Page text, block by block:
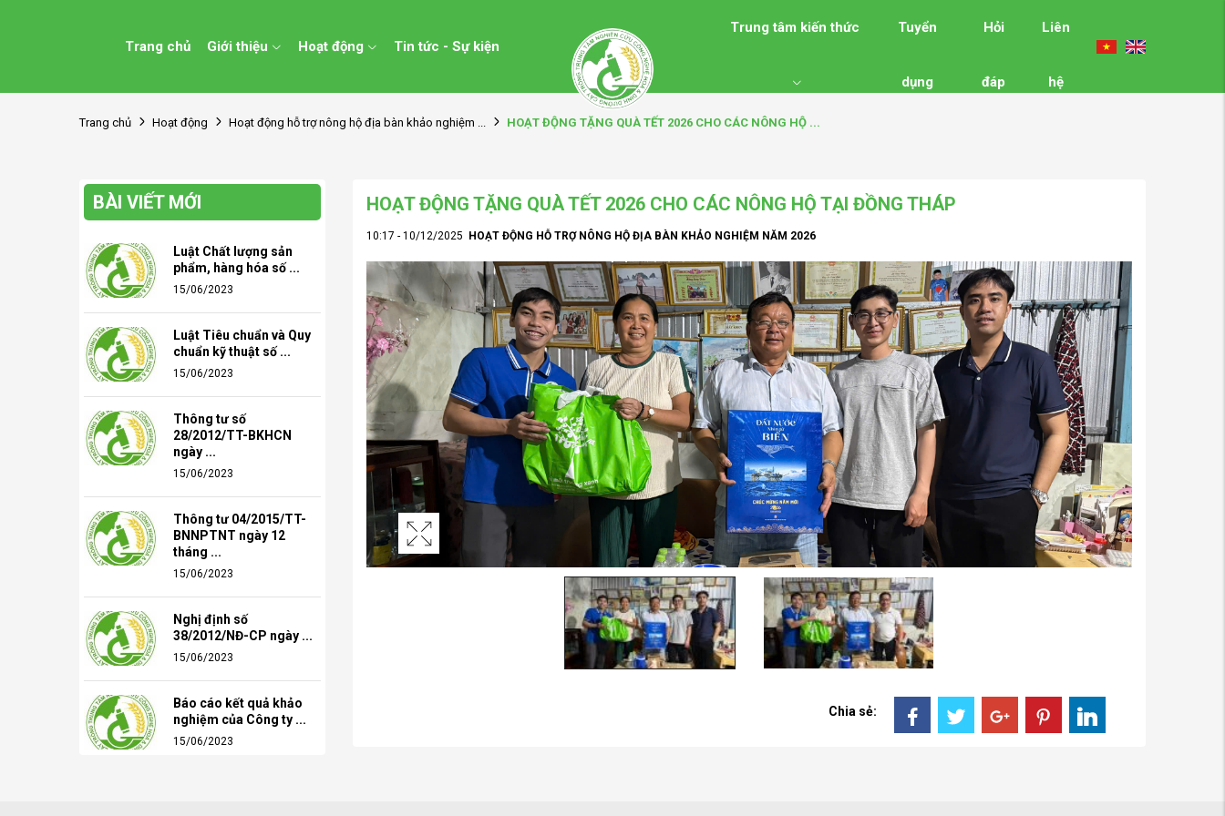
Trang chủ Giới thiệu Hoạt động Tin tức - Sự kiện
Trung tâm kiến thức Tuyển
dụng
Hỏi
đáp
Liên
hệ
Trang chủ Hoạt động Hoạt động hỗ trợ nông hộ địa bàn khảo nghiệm ... HOẠT ĐỘNG TẶNG QUÀ TẾT 2026 CHO CÁC NÔNG HỘ ...
BÀI VIẾT MỚI
Luật Chất lượng sản
phẩm, hàng hóa số ...
15/06/2023
Luật Tiêu chuẩn và Quy
chuẩn kỹ thuật số ...
15/06/2023
Thông tư số
28/2012/TT-BKHCN
ngày ...
15/06/2023
Thông tư 04/2015/TT-
BNNPTNT ngày 12
tháng ...
15/06/2023
Nghị định số
38/2012/NĐ-CP ngày ...
15/06/2023
Báo cáo kết quả khảo
nghiệm của Công ty ...
15/06/2023
HOẠT ĐỘNG TẶNG QUÀ TẾT 2026 CHO CÁC NÔNG HỘ TẠI ĐỒNG THÁP
10:17 - 10/12/2025 HOẠT ĐỘNG HỖ TRỢ NÔNG HỘ ĐỊA BÀN KHẢO NGHIỆM NĂM 2026
Chia sẻ: